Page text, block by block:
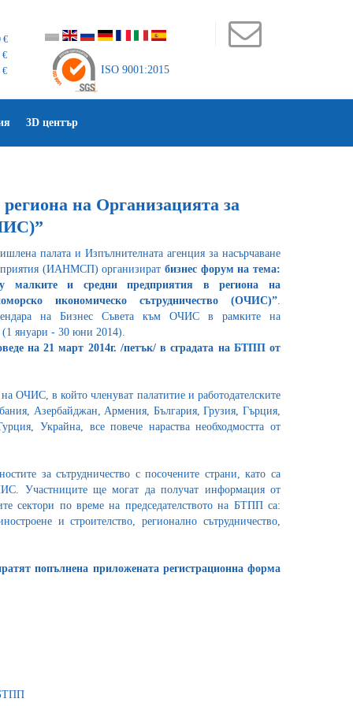
€
€
€
ISO 9001:2015
3D център
на Организацията за
палата и Изпълнителната агенция за насърчаване
(ИАНМСП) организиратбизнес форум на тема:
малките и средни предприятия в региона на
икономическо сътрудничество (ОЧИС)”.
на Бизнес Съвета към ОЧИС в рамките на
(1 януари - 30 юни 2014).
на 21 март 2014г. /петък/ в сградата на БТПП от
ОЧИС, в който членуват палатитие и работодателските
Азербайджан, Армения, България, Грузия, Гърция,
Украйна, все повече нараства необходмостта от
за сътрудничество с посочените страни, като са
Участниците ще могат да получат информация от
сектори по време на председателството на БТПП са:
и строителство, регионално сътрудничество,
попълнена приложената регистрационна форма